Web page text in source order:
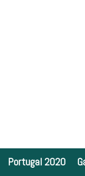
Portugal 2020